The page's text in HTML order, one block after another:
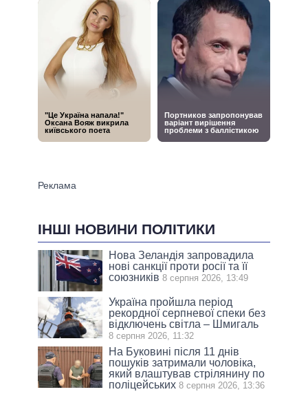
ІНШІ НОВИНИ ПОЛІТИКИ
Нова Зеландія запровадила
нові санкції проти росії та її
союзників 8 серпня 2026, 13:49
Україна пройшла період
рекордної серпневої спеки без
відключень світла – Шмигаль
8 серпня 2026, 11:32
На Буковині після 11 днів
пошуків затримали чоловіка,
який влаштував стрілянину по
поліцейських 8 серпня 2026, 13:36